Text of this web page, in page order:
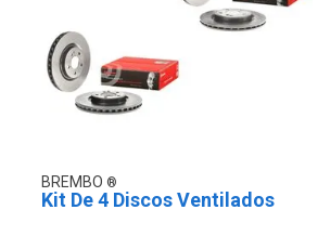
BREMBO
Kit De 4 Discos Ventilados